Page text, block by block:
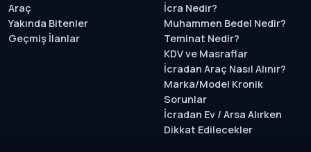
Araç
Yakında Bitenler
Geçmiş İlanlar
İcra Nedir?
Muhammen Bedel Nedir?
Teminat Nedir?
KDV ve Masraflar
İcradan Araç Nasıl Alınır?
Marka/Model Kronik
Sorunlar
İcradan Ev / Arsa Alırken
Dikkat Edilecekler